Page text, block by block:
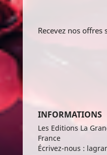
Recevez nos offres
INFORMATIONS
Les Editions La
France
Écrivez-nous :